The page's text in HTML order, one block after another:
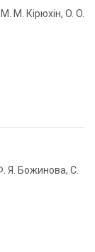
М. Кірюхін, О. О.
Я. Божинова, С.